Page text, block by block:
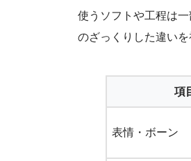
使うソフトや工程は
のざっくりした違い
項
表情・ボーン